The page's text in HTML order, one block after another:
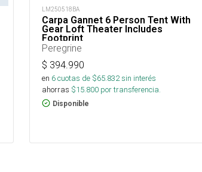
LM250518BA
Carpa Gannet 6 Person Tent With
Gear Loft Theater Includes
Footprint
Peregrine
$ 394.990
en 6cuotas de $65.832sin interés
ahorras $15.800 por transferencia.
Disponible